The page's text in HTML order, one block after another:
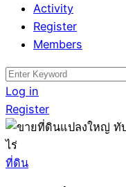
Activity
Register
Members
Search
for:
Log in
Register
ที่ดิน